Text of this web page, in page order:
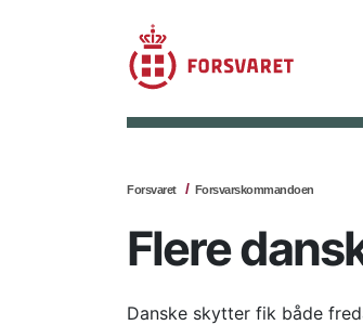
Forsvaret Forsvarskommandoen
Flere
Danske skytter fik både